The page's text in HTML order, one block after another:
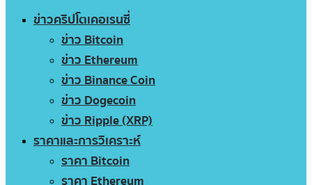
ข่าวคริปโตเคอเรนซี่
ข่าว Bitcoin
ข่าว Ethereum
ข่าว Binance Coin
ข่าว Dogecoin
ข่าว Ripple (XRP)
ราคาและการวิเคราะห์
ราคา Bitcoin